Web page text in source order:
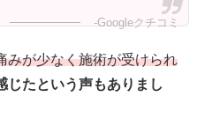
-Googleクチコミ
みが少なく施術が受けられ
じたという声もありまし